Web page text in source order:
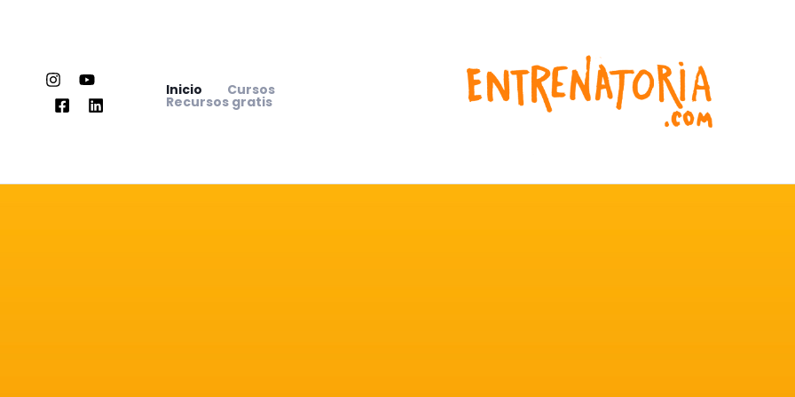
Inicio Cursos
Recursos gratis